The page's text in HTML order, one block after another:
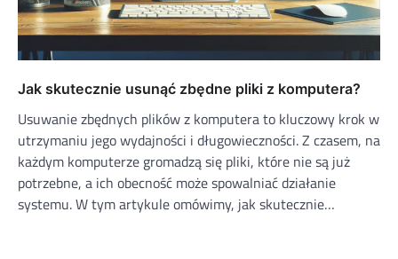
Jak skutecznie usunąć zbędne pliki z komputera?
Usuwanie zbędnych plików z komputera to kluczowy krok w
utrzymaniu jego wydajności i długowieczności. Z czasem, na
każdym komputerze gromadzą się pliki, które nie są już
potrzebne, a ich obecność może spowalniać działanie
systemu. W tym artykule omówimy, jak skutecznie…